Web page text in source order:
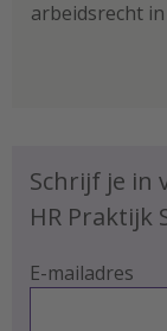
arbeidsrecht
Schrijf je in
HR Praktijk
E-mailadres